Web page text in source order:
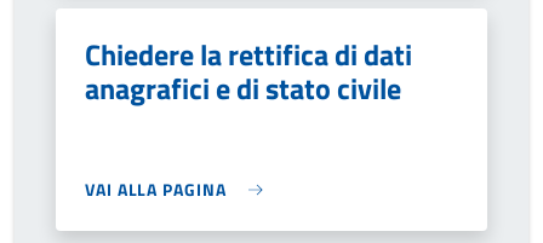
Chiedere la rettifica di dati
anagrafici e di stato civile
VAI ALLA PAGINA